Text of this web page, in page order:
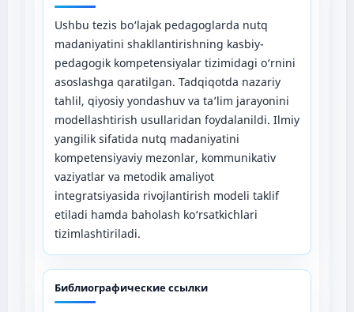
Ushbu tezis bo‘lajak pedagoglarda nutq
madaniyatini shakllantirishning kasbiy-
pedagogik kompetensiyalar tizimidagi o‘rnini
asoslashga qaratilgan. Tadqiqotda nazariy
tahlil, qiyosiy yondashuv va ta’lim jarayonini
modellashtirish usullaridan foydalanildi. Ilmiy
yangilik sifatida nutq madaniyatini
kompetensiyaviy mezonlar, kommunikativ
vaziyatlar va metodik amaliyot
integratsiyasida rivojlantirish modeli taklif
etiladi hamda baholash ko‘rsatkichlari
tizimlashtiriladi.
Библиографические ссылки